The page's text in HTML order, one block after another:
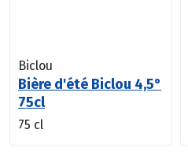
Biclou
Bière d'été Biclou 4,5°
75cl
75 cl